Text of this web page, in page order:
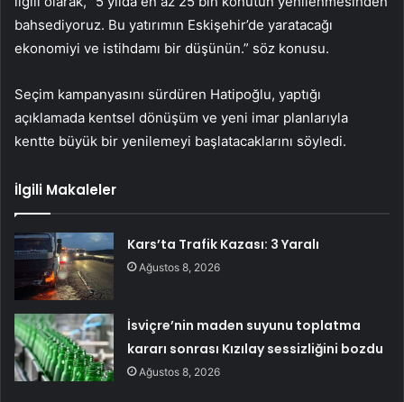
bahsediyoruz. Bu yatırımın Eskişehir’de yaratacağı
ekonomiyi ve istihdamı bir düşünün.” söz konusu.
Seçim kampanyasını sürdüren Hatipoğlu, yaptığı
açıklamada kentsel dönüşüm ve yeni imar planlarıyla
kentte büyük bir yenilemeyi başlatacaklarını söyledi.
İlgili Makaleler
Kars’ta Trafik Kazası: 3 Yaralı
Ağustos 8, 2026
İsviçre’nin maden suyunu toplatma
kararı sonrası Kızılay sessizliğini bozdu
Ağustos 8, 2026